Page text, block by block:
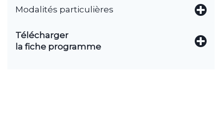
Modalités particulières
Télécharger
la fiche programme